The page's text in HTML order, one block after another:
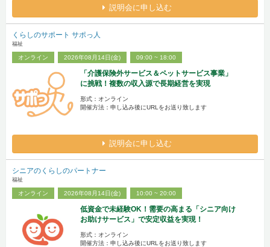
説明会に申し込む
くらしのサポート サポっ人
福祉
オンライン 2026年08月14日(金) 09:00 ~ 18:00
「介護保険外サービス＆ペットサービス事業」
に挑戦！複数の収入源で長期経営を実現
形式：オンライン
開催方法：申し込み後にURLをお送り致します
説明会に申し込む
シニアのくらしのパートナー
福祉
オンライン 2026年08月14日(金) 10:00 ~ 20:00
低資金で未経験OK！需要の高まる「シニア向け
お助けサービス」で安定収益を実現！
形式：オンライン
開催方法：申し込み後にURLをお送り致します